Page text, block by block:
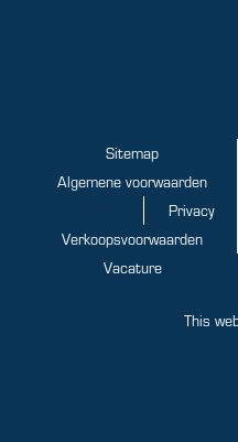
Sitemap
Algemene voorwaarden
Privacy
Verkoopsvoorwaarden
Vacature
This